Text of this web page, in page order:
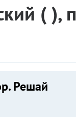
( ),
Решай